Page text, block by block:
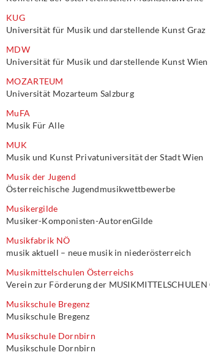
KUG
Universität für Musik und darstellende Kunst Graz
MDW
Universität für Musik und darstellende Kunst Wien
MOZARTEUM
Universität Mozarteum Salzburg
MuFA
Musik Für Alle
MUK
Musik und Kunst Privatuniversität der Stadt Wien
Musik der Jugend
Österreichische Jugendmusikwettbewerbe
Musikergilde
Musiker-Komponisten-AutorenGilde
Musikfabrik NÖ
musik aktuell – neue musik in niederösterreich
Musikmittelschulen Österreichs
Verein zur Förderung der
Musikschule Bregenz
Musikschule Bregenz
Musikschule Dornbirn
Musikschule Dornbirn